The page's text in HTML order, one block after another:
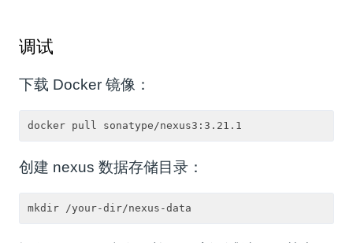
调试
下载 Docker 镜像：
创建 nexus 数据存储目录：